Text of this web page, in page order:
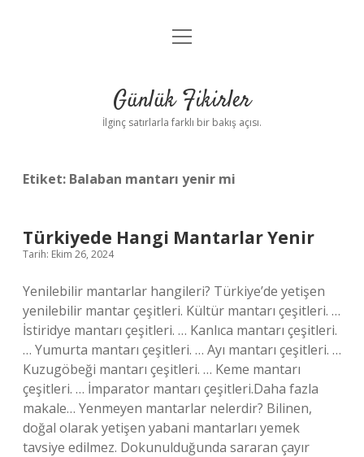
Anasayfa
Yasal Uyarı
menüyü
Günlük Fikirler
İlginç satırlarla farklı bir bakış açısı.
Etiket: Balaban mantarı yenir mi
Türkiyede Hangi Mantarlar Yenir
Tarih: Ekim 26, 2024
Yenilebilir mantarlar hangileri? Türkiye’de yetişen
yenilebilir mantar çeşitleri. Kültür mantarı çeşitleri. …
İstiridye mantarı çeşitleri. … Kanlıca mantarı çeşitleri.
… Yumurta mantarı çeşitleri. … Ayı mantarı çeşitleri. …
Kuzugöbeği mantarı çeşitleri. … Keme mantarı
çeşitleri. … İmparator mantarı çeşitleri.Daha fazla
makale… Yenmeyen mantarlar nelerdir? Bilinen,
doğal olarak yetişen yabani mantarları yemek
tavsiye edilmez. Dokunulduğunda sararan çayır